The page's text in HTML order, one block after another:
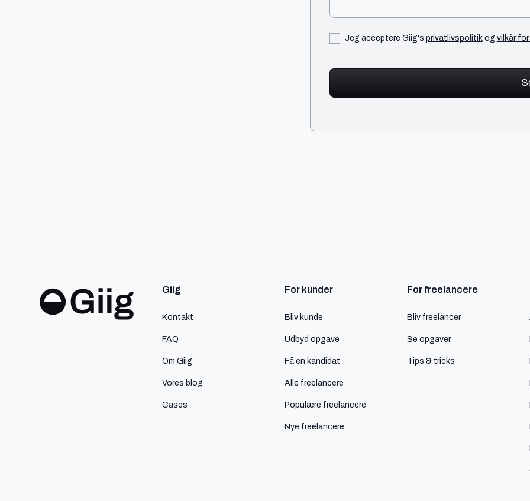
Jeg acceptere Giig'sprivatlivspolitikogvilkår
Giig
Kontakt
FAQ
Om Giig
Vores blog
Cases
For kunder
Bliv kunde
Udbyd opgave
Få en kandidat
Alle freelancere
Populære freelancere
Nye freelancere
For freelancere
Bliv freelancer
Se opgaver
Tips & tricks